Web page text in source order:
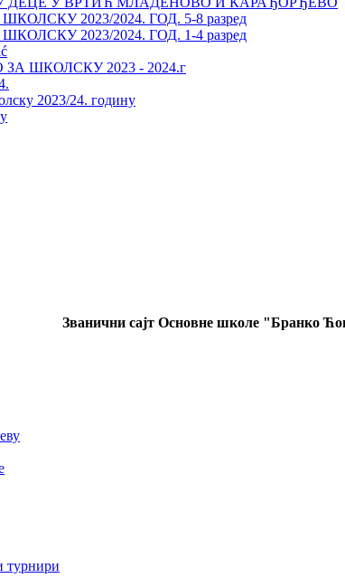
2023/2024. ГОД. 5-8 разред
2023/2024. ГОД. 1-4 разред
ШКОЛСКУ 2023 - 2024.г
2023/24. годину
Званични сајт Основне школе "Бранко
турнири